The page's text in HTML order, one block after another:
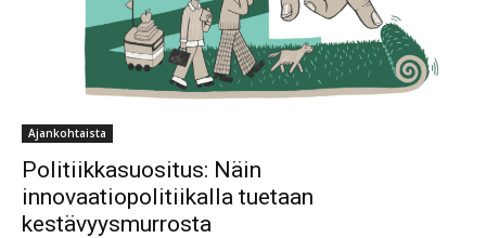
Ajankohtaista
Politiikkasuositus: Näin
innovaatiopolitiikalla tuetaan
kestävyysmurrosta